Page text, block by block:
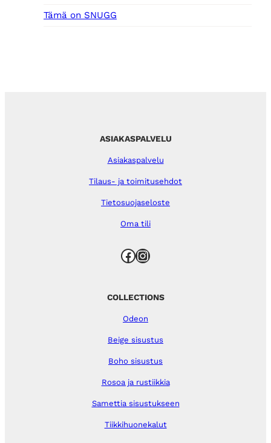
Tämä on SNUGG
ASIAKASPALVELU
Asiakaspalvelu
Tilaus- ja toimitusehdot
Tietosuojaseloste
Oma tili
Facebook Instagram
COLLECTIONS
Odeon
Beige sisustus
Boho sisustus
Rosoa ja rustiikkia
Samettia sisustukseen
Tiikkihuonekalut